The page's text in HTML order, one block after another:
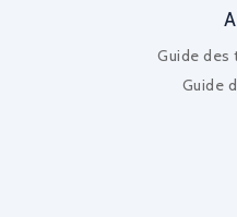
Guide des
Guide